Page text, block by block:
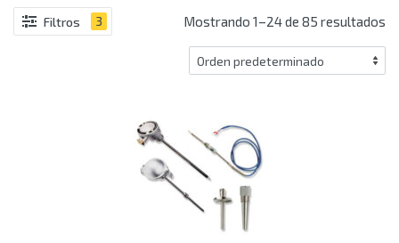
Filtros 3 Mostrando 1–24 de 85 resultados